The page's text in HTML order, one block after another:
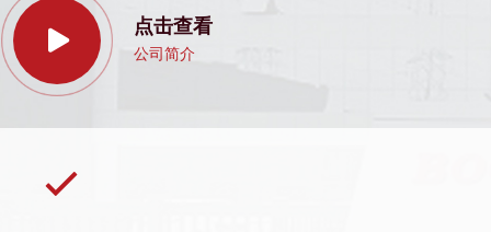
点击查看
公司简介